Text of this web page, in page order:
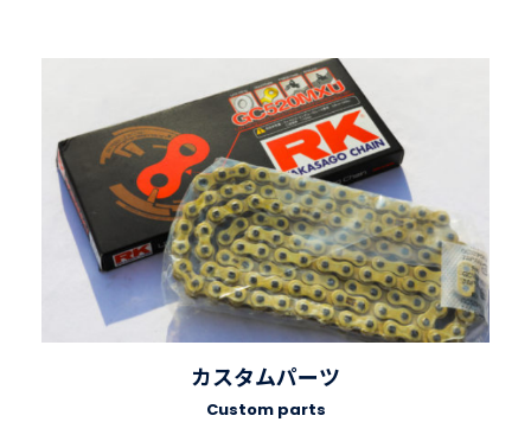
カスタムパーツ
Custom parts